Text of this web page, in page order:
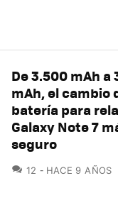
De 3.500 mAh a
mAh, el cambio
batería para
Galaxy Note 7
seguro
12 COMENTARIOS
HACE 9 AÑOS